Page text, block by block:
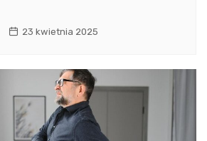
23 kwietnia 2025